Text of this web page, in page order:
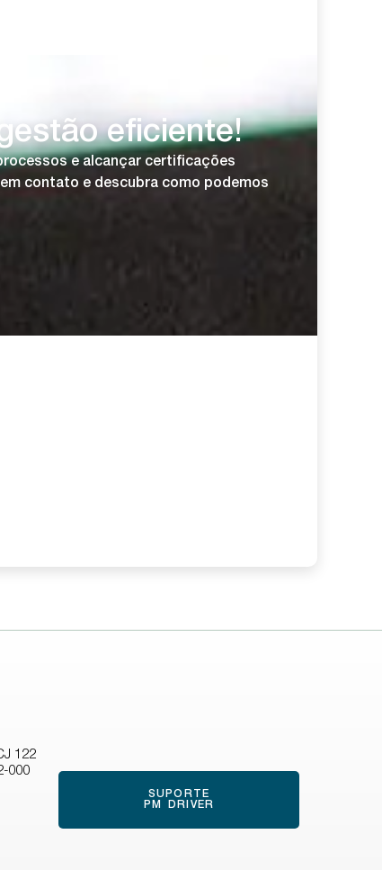
eficiente!
e alcançar certificações
contato e descubra como podemos
122
000
SUPORTE
PM DRIVER